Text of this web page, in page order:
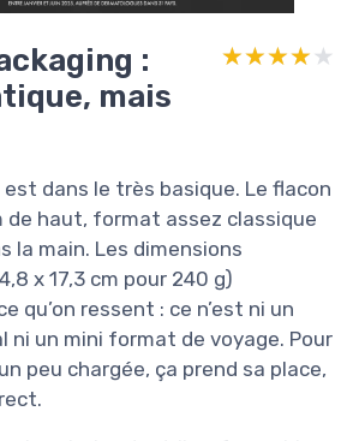
:
mais
★★★★★
★★★★★
est dans le très basique. Le flacon
de haut, format assez classique
la main. Les dimensions
x 17,3 cm pour 240 g)
qu’on ressent : ce n’est ni un
ni un mini format de voyage. Pour
peu chargée, ça prend sa place,